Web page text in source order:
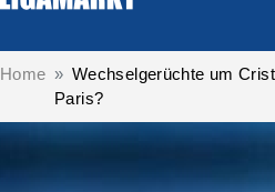
Home
Wechselgerüchte um
Paris?